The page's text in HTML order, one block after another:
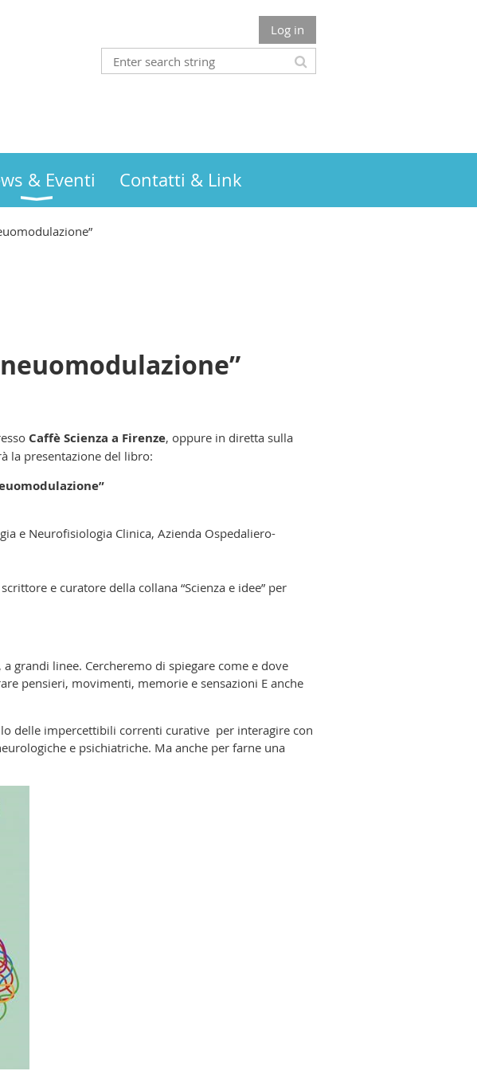
Log in
& Eventi Contatti & Link
Caffè Scienza a Firenze, oppure in diretta sulla
la presentazione del libro:
e Neurofisiologia Clinica, Azienda Ospedaliero-
e curatore della collana “Scienza e idee” per
grandi linee. Cercheremo di spiegare come e dove
pensieri, movimenti, memorie e sensazioni E anche
delle impercettibili correnti curative per interagire con
e psichiatriche. Ma anche per farne una